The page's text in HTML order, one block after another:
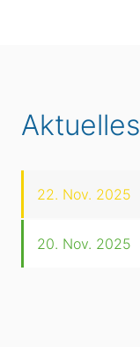
Aktuelles
22. Nov. 2025
20. Nov. 2025